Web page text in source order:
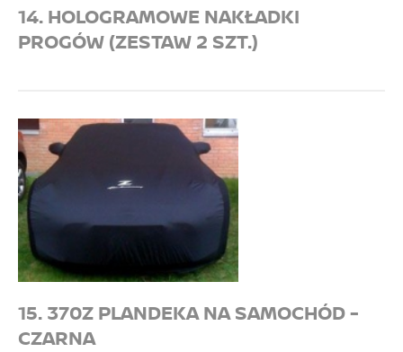
14. HOLOGRAMOWE NAKŁADKI
PROGÓW (ZESTAW 2 SZT.)
15. 370Z PLANDEKA NA SAMOCHÓD -
CZARNA